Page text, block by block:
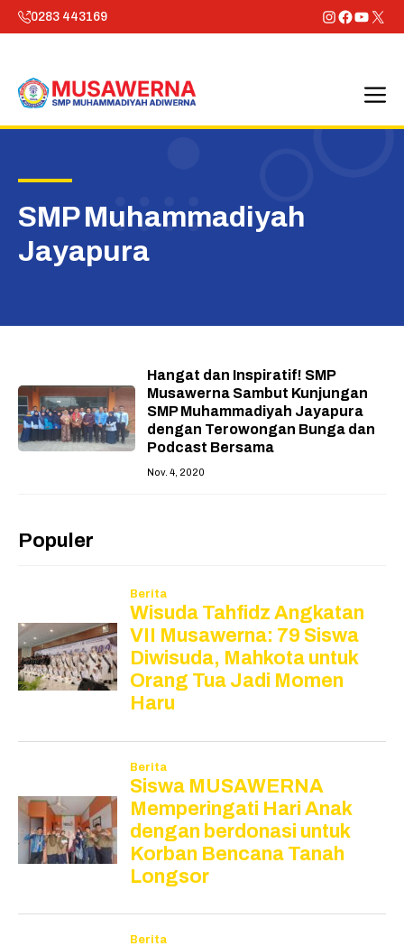
Skip
to
0283 443169 Instagram
X
SMP Muhammadiyah
Jayapura
Hangat dan Inspiratif! SMP
Musawerna Sambut Kunjungan
SMP Muhammadiyah Jayapura
dengan Terowongan Bunga dan
Podcast Bersama
Nov. 4, 2020
Populer